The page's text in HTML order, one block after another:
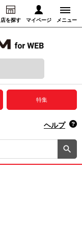
店を探す マイページ メニュー
録音からさがす
特集
ヘルプ